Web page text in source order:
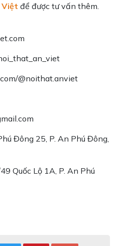
Việt để được tư vấn thêm.
@noithat.anviet
Đông 25, P. An Phú Đông,
Quốc Lộ 1A, P. An Phú